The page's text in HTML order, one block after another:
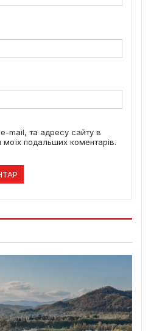
mail, та адресу сайту в
моїх подальших коментарів.